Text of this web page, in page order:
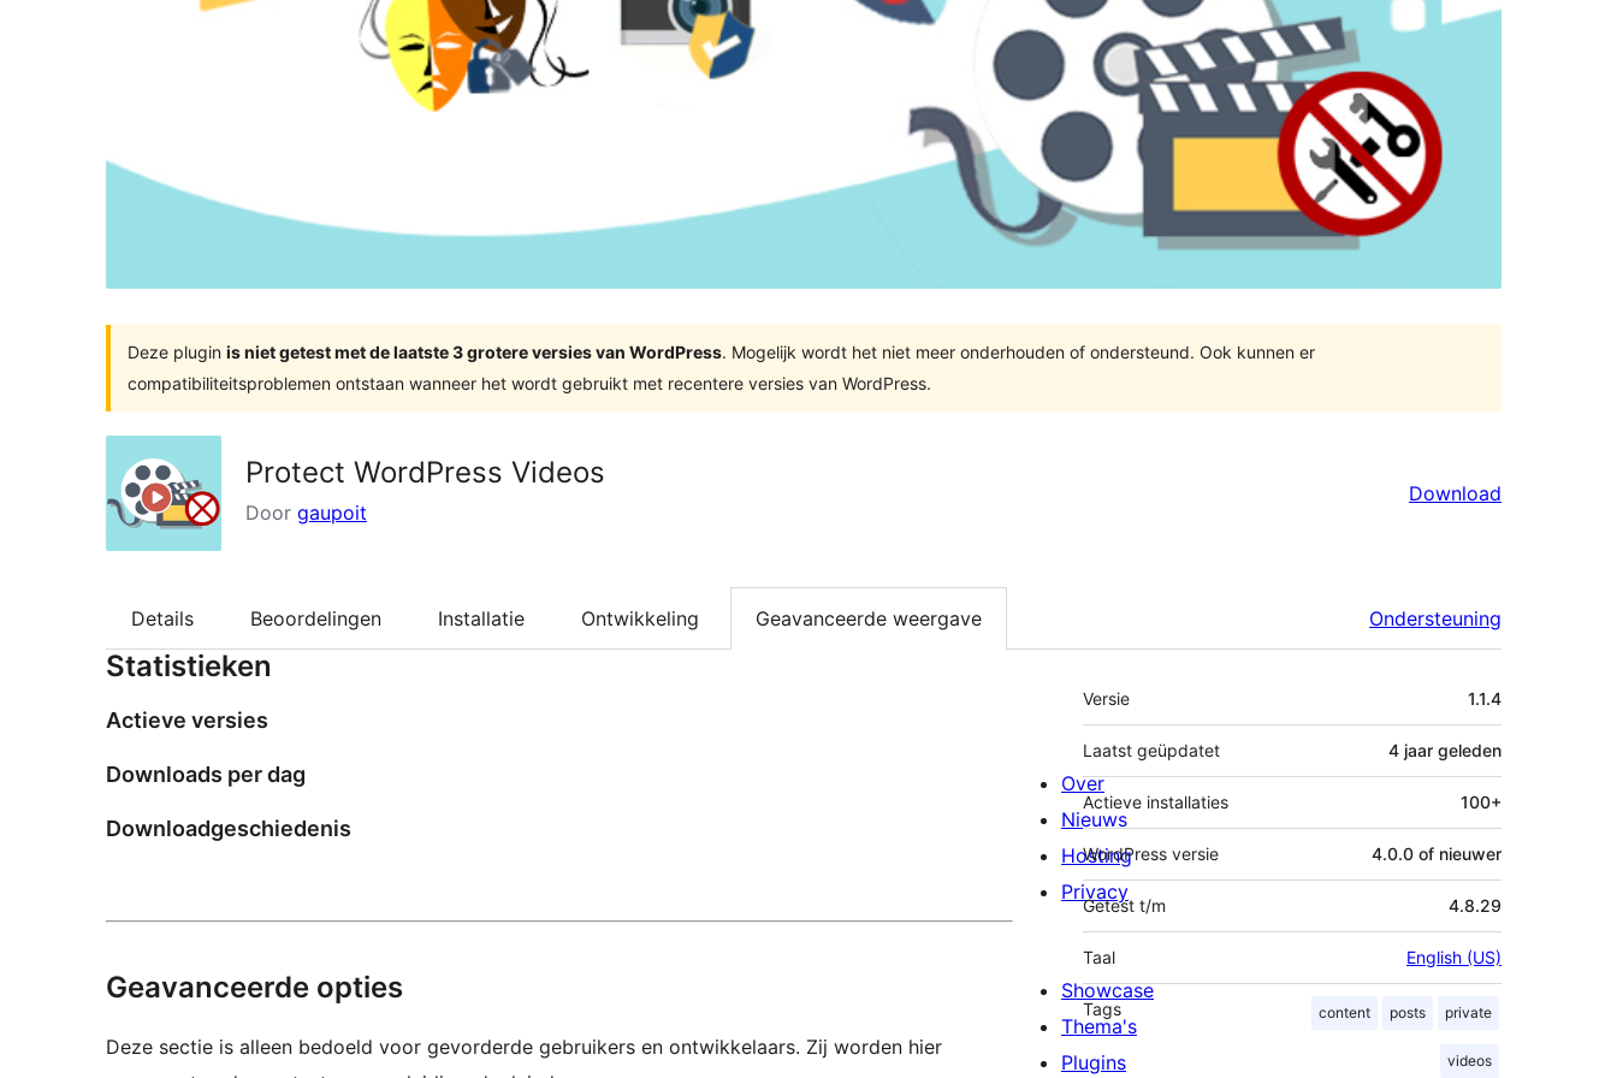
Deze plugin is niet getest met de laatste 3 grotere versies van WordPress. Mogelijk wordt het niet meer onderhouden of ondersteund. Ook kunnen er
compatibiliteitsproblemen ontstaan wanneer het wordt gebruikt met recentere versies van WordPress.
Protect WordPress Videos
Door gaupoit
Download
Details Beoordelingen Installatie Ontwikkeling Geavanceerde weergave Ondersteuning
Statistieken
Actieve versies
Downloads per dag
Downloadgeschiedenis
Geavanceerde opties
Deze sectie is alleen bedoeld voor gevorderde gebruikers en ontwikkelaars. Zij worden hier
Meta
Versie 1.1.4
Laatst geüpdatet 4 jaar geleden
Actieve installaties 100+
WordPress versie 4.0.0 of nieuwer
Getest t/m 4.8.29
Taal English (US)
Tags content posts private
videos
Over
Nieuws
Hosting
Privacy
Showcase
Thema's
Plugins